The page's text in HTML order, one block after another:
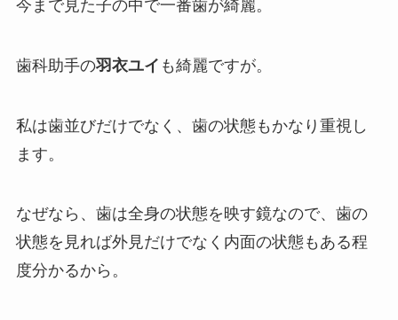
今まで見た子の中で一番歯が綺麗。
歯科助手の羽衣ユイ も綺麗ですが。
私は歯並びだけでなく、歯の状態もかなり重視し
ます。
なぜなら、歯は全身の状態を映す鏡なので、歯の
状態を見れば外見だけでなく内面の状態もある程
度分かるから。